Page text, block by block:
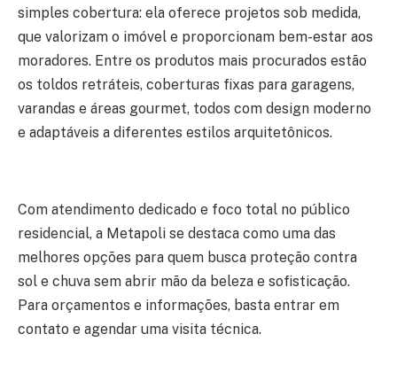
simples cobertura: ela oferece projetos sob medida,
que valorizam o imóvel e proporcionam bem-estar aos
moradores. Entre os produtos mais procurados estão
os toldos retráteis, coberturas fixas para garagens,
varandas e áreas gourmet, todos com design moderno
e adaptáveis a diferentes estilos arquitetônicos.
Com atendimento dedicado e foco total no público
residencial, a Metapoli se destaca como uma das
melhores opções para quem busca proteção contra
sol e chuva sem abrir mão da beleza e sofisticação.
Para orçamentos e informações, basta entrar em
contato e agendar uma visita técnica.